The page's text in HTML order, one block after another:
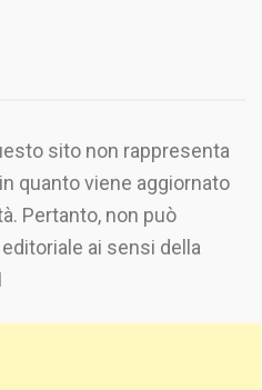
sito non rappresenta
quanto viene aggiornato
Pertanto, non può
ai sensi della